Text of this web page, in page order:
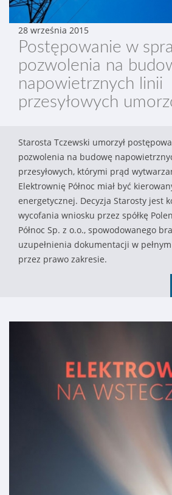
28 września 2015
Postępowanie w
pozwolenia na
napowietrznych linii
przesyłowych
Starosta Tczewski umorzył
pozwolenia na budowę
przesyłowych, którymi prąd
Elektrownię Północ miał być
energetycznej. Decyzja Starosty jest
wycofania wniosku przez spółkę
Północ Sp. z o.o., spowodowanego
uzupełnienia dokumentacji w
przez prawo zakresie.